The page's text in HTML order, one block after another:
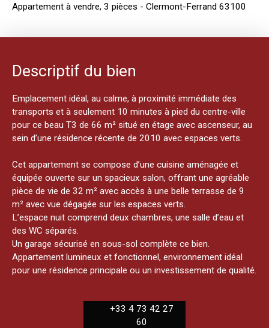
Appartement à vendre, 3 pièces - Clermont-Ferrand 63100
Descriptif du bien
Emplacement idéal, au calme, à proximité immédiate des
transports et à seulement 10 minutes à pied du centre-ville
pour ce beau T3 de 66 m² situé en étage avec ascenseur, au
sein d’une résidence récente de 2010 avec espaces verts.
Cet appartement se compose d’une cuisine aménagée et
équipée ouverte sur un spacieux salon, offrant une agréable
pièce de vie de 32 m² avec accès à une belle terrasse de 9
m² avec vue dégagée sur les espaces verts.
L’espace nuit comprend deux chambres, une salle d’eau et
des WC séparés.
Un garage sécurisé en sous-sol complète ce bien.
Appartement lumineux et fonctionnel, environnement idéal
pour une résidence principale ou un investissement de qualité.
+33 4 73 42 27
60